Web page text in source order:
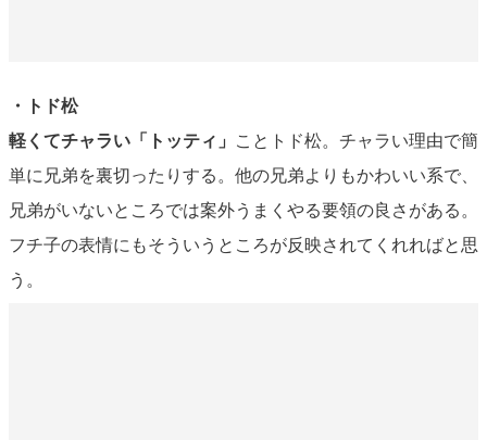
・トド松
軽くてチャラい「トッティ」 ことトド松。チャラい理由で簡
単に兄弟を裏切ったりする。他の兄弟よりもかわいい系で、
兄弟がいないところでは案外うまくやる要領の良さがある。
フチ子の表情にもそういうところが反映されてくれればと思
う。